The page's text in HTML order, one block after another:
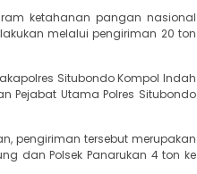
ketahanan pangan nasional
melalui pengiriman 20 ton
Situbondo Kompol Indah
Pejabat Utama Polres Situbondo
pengiriman tersebut merupakan
dan Polsek Panarukan 4 ton ke